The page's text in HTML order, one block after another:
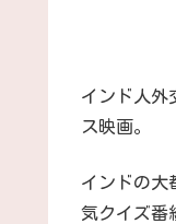
インド人外
ス映画。
インドの大
気クイズ番